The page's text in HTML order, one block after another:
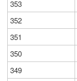
353
352
351
350
349